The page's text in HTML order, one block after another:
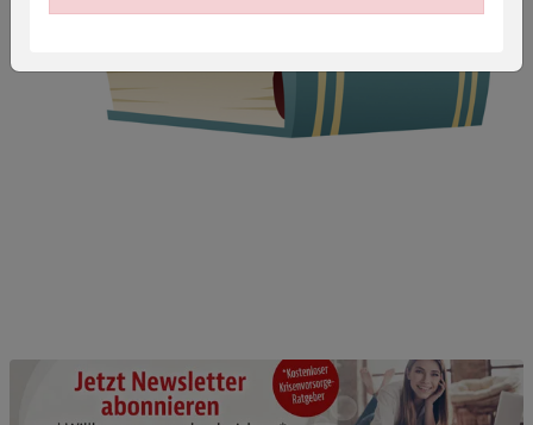
Beschreibung Notwendige Cookies
Cookie-Informationenanzeigen